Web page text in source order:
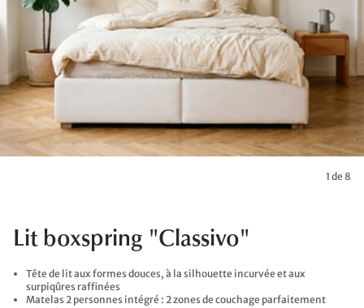
1 de 8
Lit boxspring "Classivo"
Tête de lit aux formes douces, à la silhouette incurvée et aux
surpiqûres raffinées
Matelas 2 personnes intégré : 2 zones de couchage parfaitement